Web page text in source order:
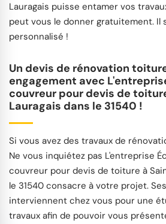
Lauragais puisse entamer vos
peut vous le donner gratuitement. Il
personnalisé !
Un devis de rénovation
engagement avec
couvreur pour devis de
Lauragais dans le 31540 !
Si vous avez des travaux de
Ne vous inquiétez pas L'entreprise
couvreur pour devis de toiture à
le 31540 consacre à votre projet.
interviennent chez vous pour une
travaux afin de pouvoir vous